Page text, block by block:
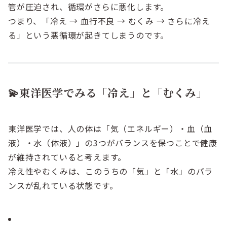
管が圧迫され、循環がさらに悪化します。
つまり、「冷え → 血行不良 → むくみ → さらに冷え
る」という悪循環が起きてしまうのです。
💫東洋医学でみる「冷え」と「むくみ」
東洋医学では、人の体は「気（エネルギー）・血（血
液）・水（体液）」の3つがバランスを保つことで健康
が維持されていると考えます。
冷え性やむくみは、このうちの「気」と「水」のバラ
ンスが乱れている状態です。